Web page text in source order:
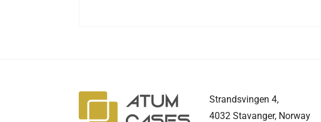
Strandsvingen 4,
4032 Stavanger, Norway